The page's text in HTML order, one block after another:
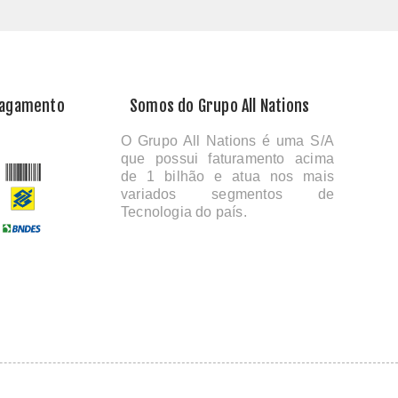
Somos do Grupo All Nations
O Grupo All Nations é uma S/A
que possui faturamento acima
de 1 bilhão e atua nos mais
variados segmentos de
Tecnologia do país.